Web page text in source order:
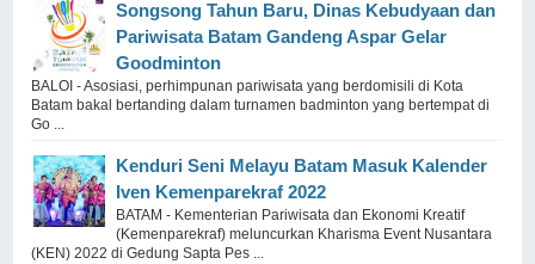
Songsong Tahun Baru, Dinas Kebudyaan dan
Pariwisata Batam Gandeng Aspar Gelar
Goodminton
BALOI - Asosiasi, perhimpunan pariwisata yang berdomisili di Kota
Batam bakal bertanding dalam turnamen badminton yang bertempat di
Go ...
Kenduri Seni Melayu Batam Masuk Kalender
Iven Kemenparekraf 2022
BATAM - Kementerian Pariwisata dan Ekonomi Kreatif
(Kemenparekraf) meluncurkan Kharisma Event Nusantara
(KEN) 2022 di Gedung Sapta Pes ...